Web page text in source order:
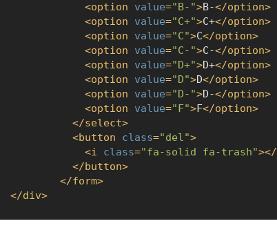
<option value="B-">B-</option>
<option value="C+">C+</option>
<option value="C">C</option>
<option value="C-">C-</option>
<option value="D+">D+</option>
<option value="D">D</option>
<option value="D-">D-</option>
<option value="F">F</option>
</select>
<button class="del">
<i class="fa-solid fa-trash"></
</button>
</form>
</div>